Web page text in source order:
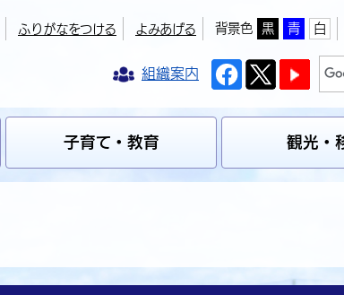
ふりがなをつける よみあげる 背景色 黒 青 白
組織案内
子育て・教育 観光・